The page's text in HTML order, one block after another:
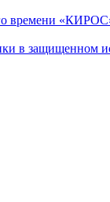
времени
в защищенном